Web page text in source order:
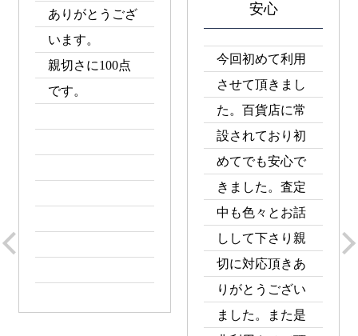
ありがとうござ
います。
親切さに100点
です。
安心
今回初めて利用
させて頂きまし
た。百貨店に常
設されており初
めてでも安心で
きました。査定
中も色々とお話
しして下さり親
切に対応頂きあ
りがとうござい
ました。また是